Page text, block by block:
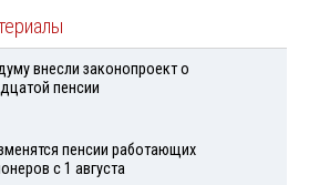
внесли законопроект о
пенсии
пенсии работающих
с 1 августа